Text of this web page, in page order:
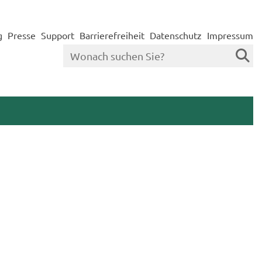
Presse Support Barrierefreiheit Datenschutz Impressum